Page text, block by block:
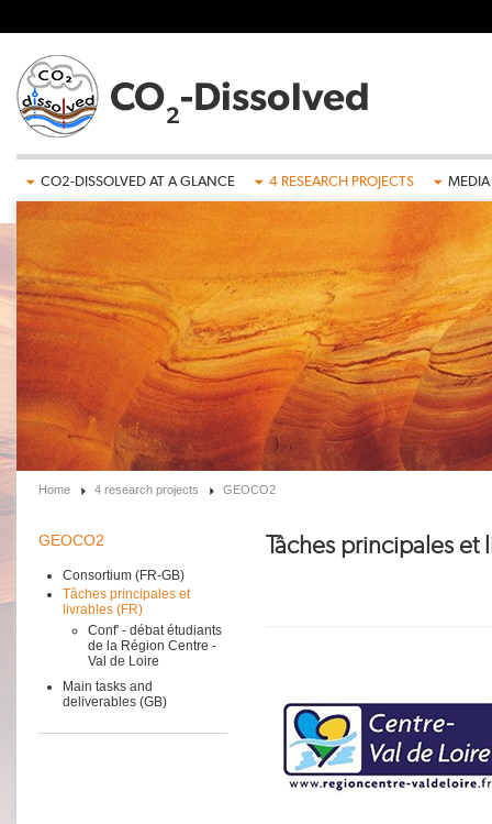
CO2-DISSOLVED AT A GLANCE 4 RESEARCH PROJECTS MEDIA
Home 4 research projects GEOCO2
GEOCO2
Consortium (FR-GB)
Tâches principales et
livrables (FR)
Conf' - débat étudiants
de la Région Centre -
Val de Loire
Main tasks and
deliverables (GB)
Tâches principales et